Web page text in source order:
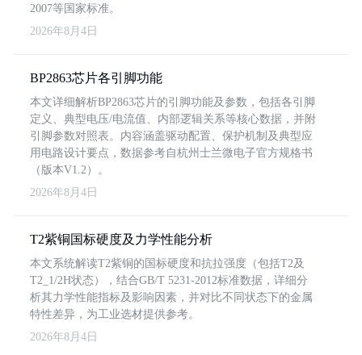
2007等国家标准。
2026年8月4日
BP2863芯片各引脚功能
本文详细解析BP2863芯片的引脚功能及参数，包括各引脚
定义、典型电压/电流值、内部逻辑关系等核心数据，并附
引脚参数对照表。内容涵盖驱动配置、保护机制及典型应
用电路设计要点，数据参考自杭州士兰微电子官方规格书
（版本V1.2）。
2026年8月4日
T2紫铜国标硬度及力学性能分析
本文系统解读T2紫铜的国标硬度和抗拉强度（包括T2及
T2_1/2H状态），结合GB/T 5231-2012标准数据，详细分
析其力学性能指标及影响因素，并对比不同状态下的金属
特性差异，为工业选材提供参考。
2026年8月4日